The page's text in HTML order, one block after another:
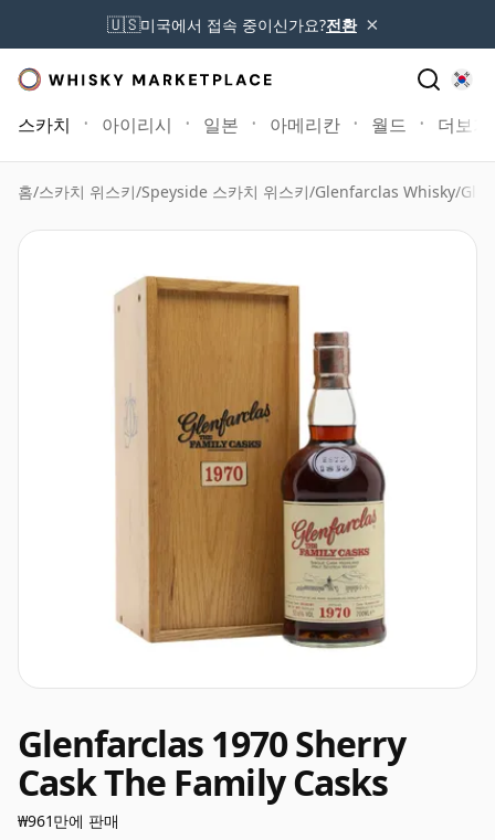
🇺🇸미국에서 접속 중이신가요?전환 ×
스카치 아이리시 일본 아메리칸 월드 더보기
홈/스카치 위스키/Speyside 스카치 위스키/Glenfarclas Whisky/
Glenfarclas 1970 Sherry
Cask The Family Casks
₩961만에 판매